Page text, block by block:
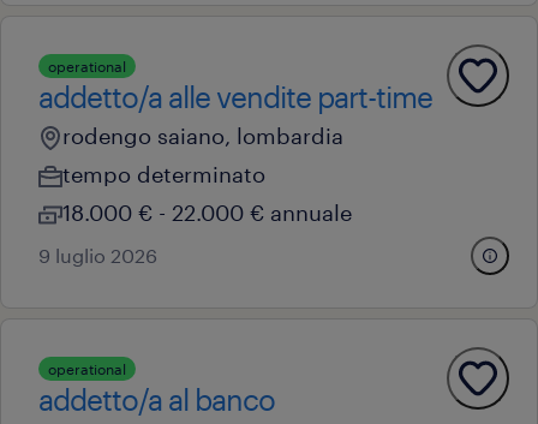
operational
addetto/a alle vendite part-time
rodengo saiano, lombardia
tempo determinato
18.000 € - 22.000 € annuale
9 luglio 2026
operational
addetto/a al banco